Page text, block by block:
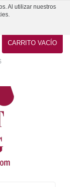
Al utilizar nuestros
CARRITO VACÍO